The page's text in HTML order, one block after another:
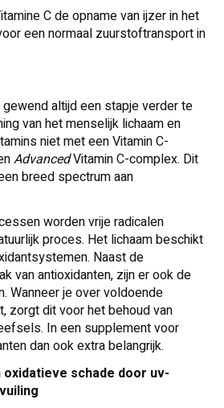
C de opname van ijzer in het
een normaal zuurstoftransport in
altijd een stapje verder te
van het menselijk lichaam en
niet met een Vitamin C-
AdvancedVitamin C-complex. Dit
breed spectrum aan
worden vrije radicalen
proces. Het lichaam beschikt
Naast de
van antioxidanten, zijn er ook de
Wanneer je over voldoende
zorgt dit voor het behoud van
In een supplement voor
dan ook extra belangrijk.
schade door uv-